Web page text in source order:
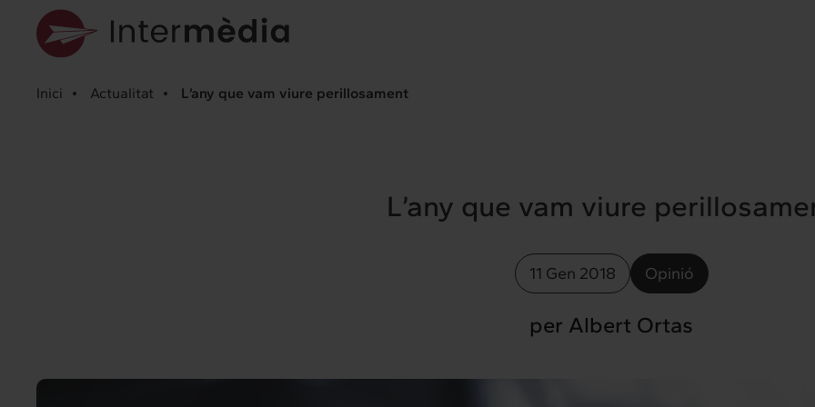
Inici Actualitat L’any que vam viure perillosament
L’any que vam viure
11 Gen 2018 Opinió
per Albert Ortas